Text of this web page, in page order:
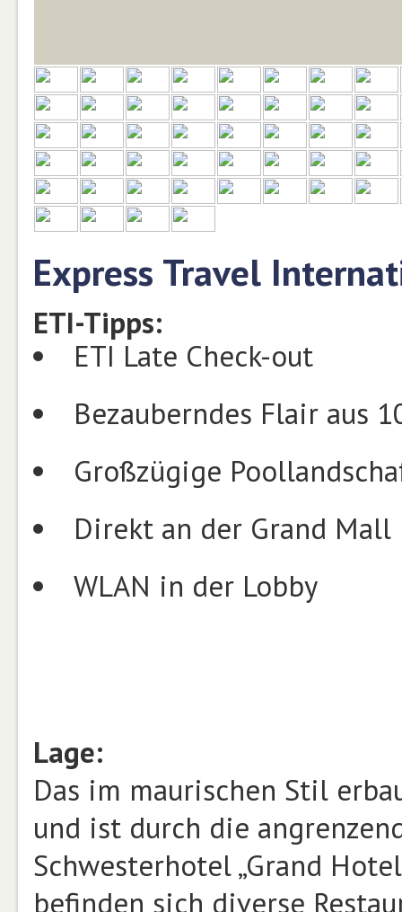
Express Travel
ETI-Tipps:
ETI Late Check-out
Bezauberndes Flair aus
Großzügige
Direkt an der Grand Mall
WLAN in der Lobby
Lage:
Das im maurischen Stil
und ist durch die
Schwesterhotel „Grand
befinden sich diverse